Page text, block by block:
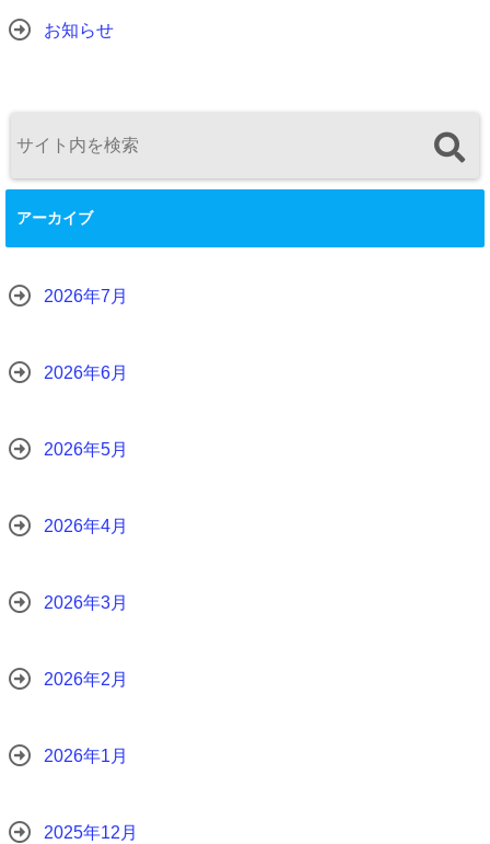
お知らせ
アーカイブ
2026年7月
2026年6月
2026年5月
2026年4月
2026年3月
2026年2月
2026年1月
2025年12月